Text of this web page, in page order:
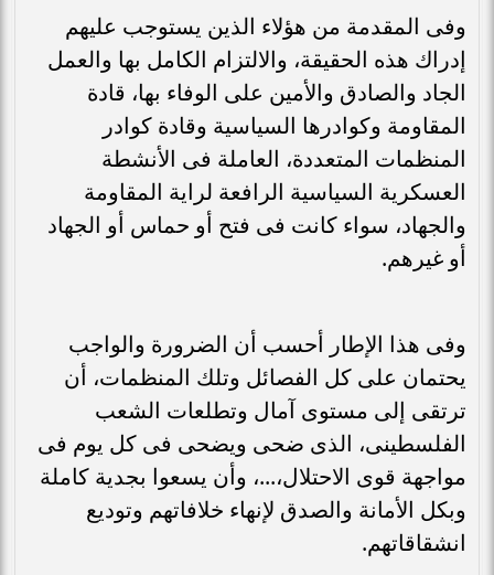
وفى المقدمة من هؤلاء الذين يستوجب عليهم
إدراك هذه الحقيقة، والالتزام الكامل بها والعمل
الجاد والصادق والأمين على الوفاء بها، قادة
المقاومة وكوادرها السياسية وقادة كوادر
المنظمات المتعددة، العاملة فى الأنشطة
العسكرية السياسية الرافعة لراية المقاومة
والجهاد، سواء كانت فى فتح أو حماس أو الجهاد
أو غيرهم.
وفى هذا الإطار أحسب أن الضرورة والواجب
يحتمان على كل الفصائل وتلك المنظمات، أن
ترتقى إلى مستوى آمال وتطلعات الشعب
الفلسطينى، الذى ضحى ويضحى فى كل يوم فى
مواجهة قوى الاحتلال،...، وأن يسعوا بجدية كاملة
وبكل الأمانة والصدق لإنهاء خلافاتهم وتوديع
انشقاقاتهم.